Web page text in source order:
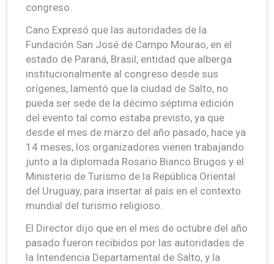
congreso.
Cano Expresó que las autoridades de la
Fundación San José de Campo Mourao, en el
estado de Paraná, Brasil, entidad que alberga
institucionalmente al congreso desde sus
orígenes, lamentó que la ciudad de Salto, no
pueda ser sede de la décimo séptima edición
del evento tal como estaba previsto, ya que
desde el mes de marzo del año pasado, hace ya
14 meses, los organizadores vienen trabajando
junto a la diplomada Rosario Bianco Brugos y el
Ministerio de Turismo de la República Oriental
del Uruguay, para insertar al país en el contexto
mundial del turismo religioso.
El Director dijo que en el mes de octubre del año
pasado fueron recibidos por las autoridades de
la Intendencia Departamental de Salto, y la